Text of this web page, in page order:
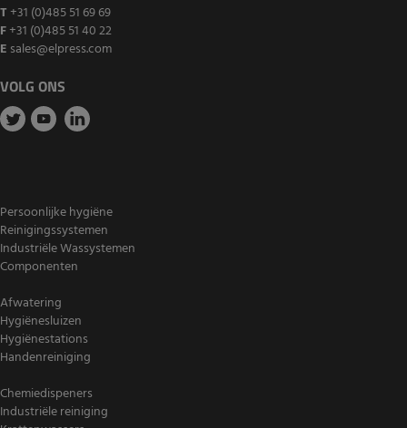
T +31 (0)485 51 69 69
F+31 (0)485 51 40 22
E sales@elpress.com
VOLG ONS
Persoonlijke hygiëne
Reinigingssystemen
Industriële Wassystemen
Componenten
Afwatering
Hygiënesluizen
Hygiënestations
Handenreiniging
Chemiedispeners
Industriële reiniging